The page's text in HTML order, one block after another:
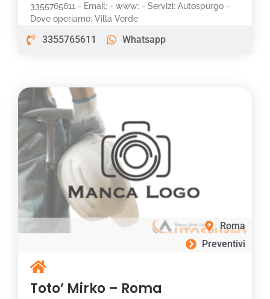
3355765611 - Email: - www: - Servizi: Autospurgo -
Dove operiamo: Villa Verde
3355765611 Whatsapp
Roma
Preventivi
Toto’ Mirko – Roma